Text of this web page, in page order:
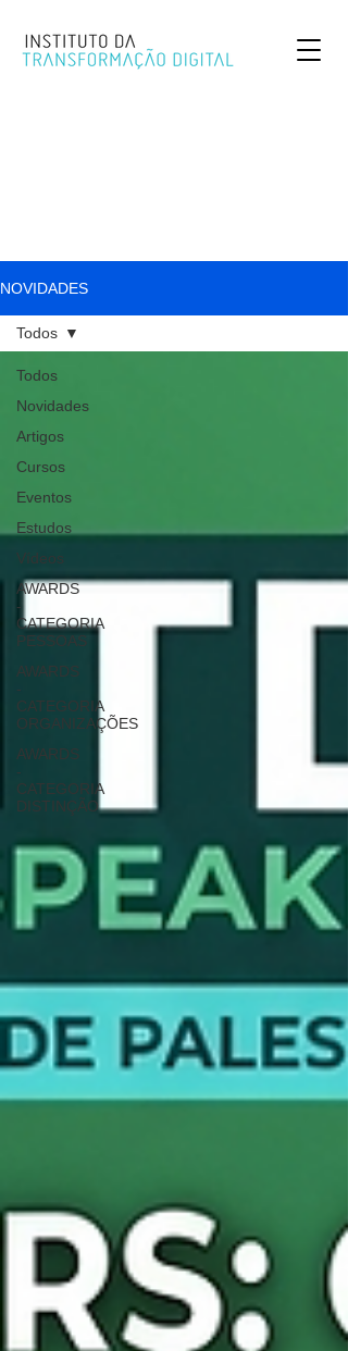
NOVIDADES
Todos
Novidades
Artigos
Cursos
Eventos
Estudos
Vídeos
AWARDS
-
CATEGORIA
PESSOAS
AWARDS
-
CATEGORIA
ORGANIZAÇÕES
AWARDS
-
CATEGORIA
DISTINÇÃO
Todos